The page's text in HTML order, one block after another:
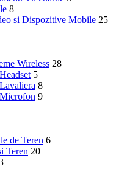
8
si Dispozitive Mobile 25
Wireless 28
5
8
9
de Teren 6
Teren 20